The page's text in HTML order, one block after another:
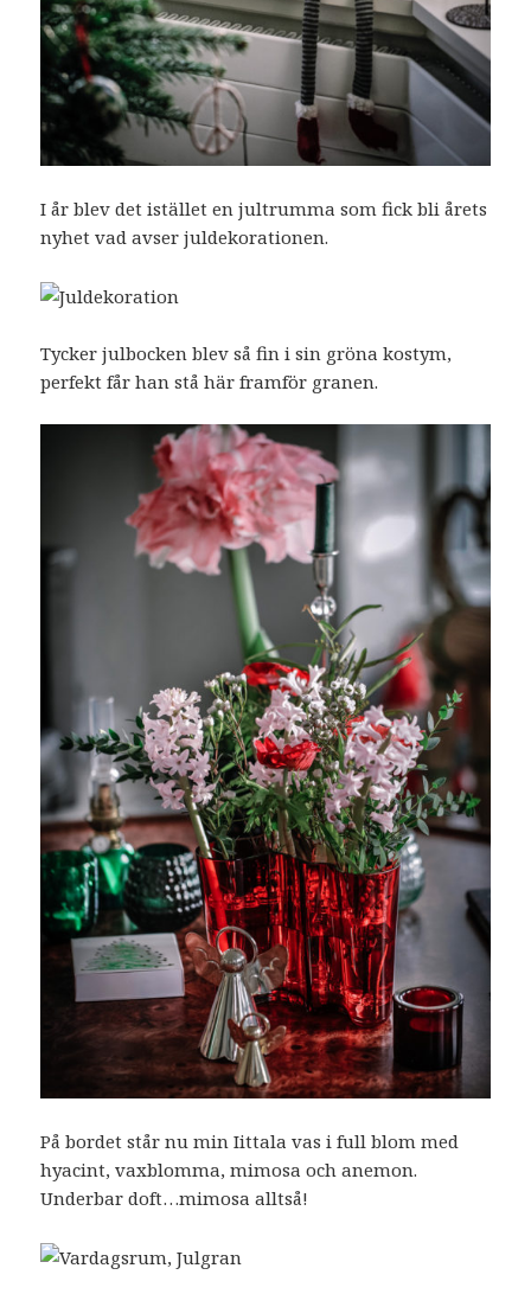
I år blev det istället en jultrumma som fick bli årets
nyhet vad avser juldekorationen.
Tycker julbocken blev så fin i sin gröna kostym,
perfekt får han stå här framför granen.
På bordet står nu min Iittala vas i full blom med
hyacint, vaxblomma, mimosa och anemon.
Underbar doft…mimosa alltså!